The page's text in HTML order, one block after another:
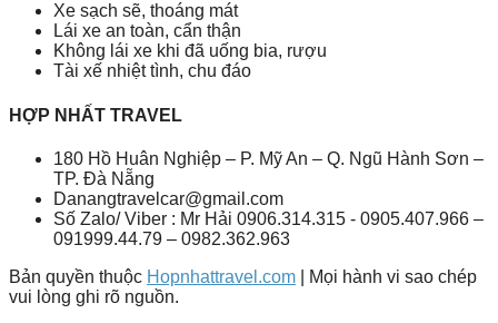
Xe sạch sẽ, thoáng mát
Lái xe an toàn, cẩn thận
Không lái xe khi đã uống bia, rượu
Tài xế nhiệt tình, chu đáo
HỢP NHẤT TRAVEL
180 Hồ Huân Nghiệp – P. Mỹ An – Q. Ngũ Hành Sơn –
TP. Đà Nẵng
Danangtravelcar@gmail.com
Số Zalo/ Viber : Mr Hải 0906.314.315 - 0905.407.966 –
091999.44.79 – 0982.362.963
Bản quyền thuộc Hopnhattravel.com | Mọi hành vi sao chép
vui lòng ghi rõ nguồn.